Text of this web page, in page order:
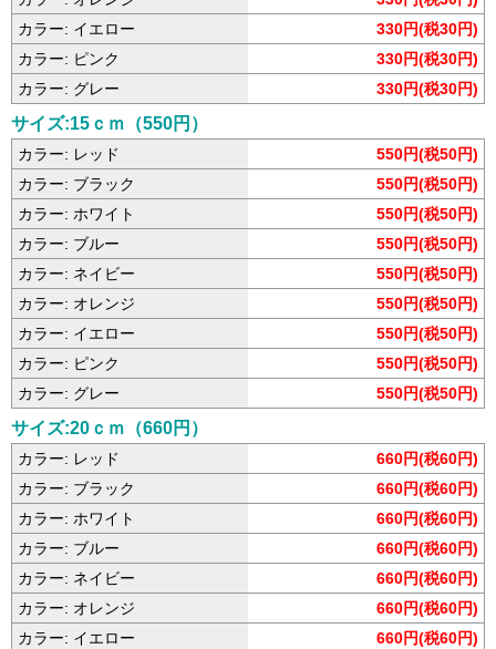
カラー: イエロー
330円(税30円)
カラー: ピンク
330円(税30円)
カラー: グレー
330円(税30円)
サイズ:15ｃｍ（550円）
カラー: レッド
550円(税50円)
カラー: ブラック
550円(税50円)
カラー: ホワイト
550円(税50円)
カラー: ブルー
550円(税50円)
カラー: ネイビー
550円(税50円)
カラー: オレンジ
550円(税50円)
カラー: イエロー
550円(税50円)
カラー: ピンク
550円(税50円)
カラー: グレー
550円(税50円)
サイズ:20ｃｍ（660円）
カラー: レッド
660円(税60円)
カラー: ブラック
660円(税60円)
カラー: ホワイト
660円(税60円)
カラー: ブルー
660円(税60円)
カラー: ネイビー
660円(税60円)
カラー: オレンジ
660円(税60円)
カラー: イエロー
660円(税60円)